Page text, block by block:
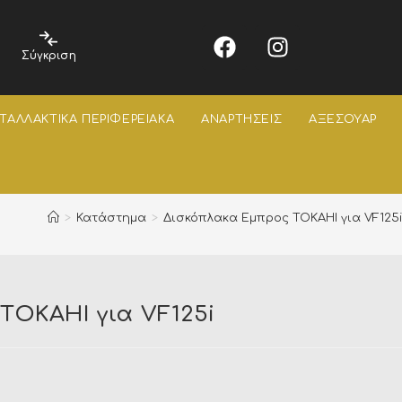
Σύγκριση
ΠΕΡΙΦΕΡΕΙΑΚΑ ΑΝΑΡΤΗΣΕΙΣ ΑΞΕΣΟΥΑΡ
> Κατάστημα > Δισκόπλακα Εμπρος TOKAHI για VF125i
για VF125i